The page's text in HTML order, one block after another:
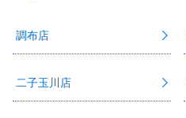
調布店
二子玉川店